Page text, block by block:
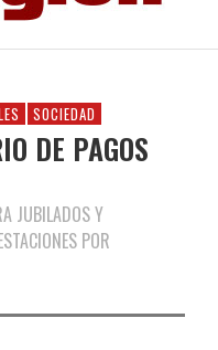
SOCIEDAD
DE PAGOS
JUBILADOS Y
POR